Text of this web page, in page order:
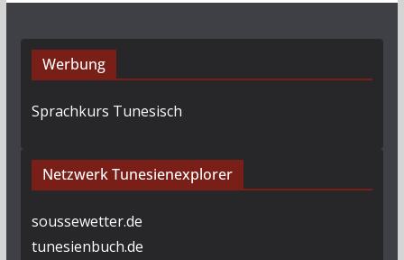
Werbung
Sprachkurs Tunesisch
Netzwerk Tunesienexplorer
soussewetter.de
tunesienbuch.de